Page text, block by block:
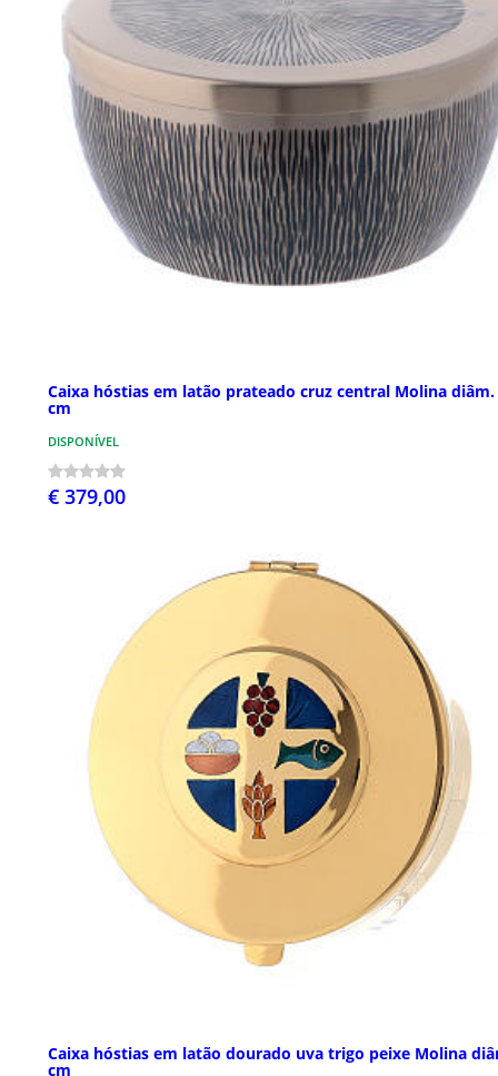
Caixa hóstias em latão prateado cruz central Molina diâm.
cm
DISPONÍVEL
€ 379,00
Caixa hóstias em latão dourado uva trigo peixe Molina
cm